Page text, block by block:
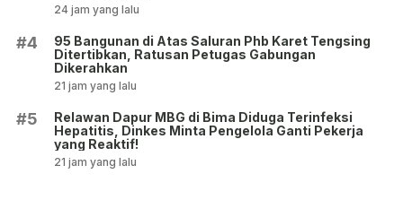
24 jam yang lalu
#4
95 Bangunan di Atas Saluran Phb Karet Tengsing
Ditertibkan, Ratusan Petugas Gabungan
Dikerahkan
21 jam yang lalu
#5
Relawan Dapur MBG di Bima Diduga Terinfeksi
Hepatitis, Dinkes Minta Pengelola Ganti Pekerja
yang Reaktif!
21 jam yang lalu